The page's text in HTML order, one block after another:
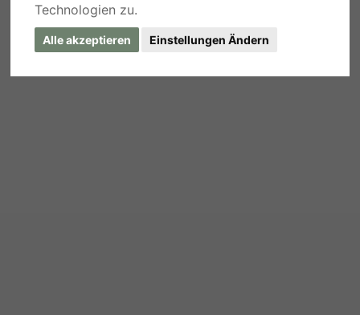
Technologien zu.
Alle akzeptieren Einstellungen Ändern